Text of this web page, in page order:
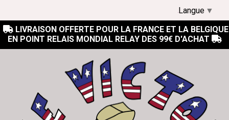
 LIVRAISON OFFERTE POUR LA FRANCE ET LA BELGIQUE
EN POINT RELAIS MONDIAL RELAY DES 99€ D'ACHAT 
Langue ▼